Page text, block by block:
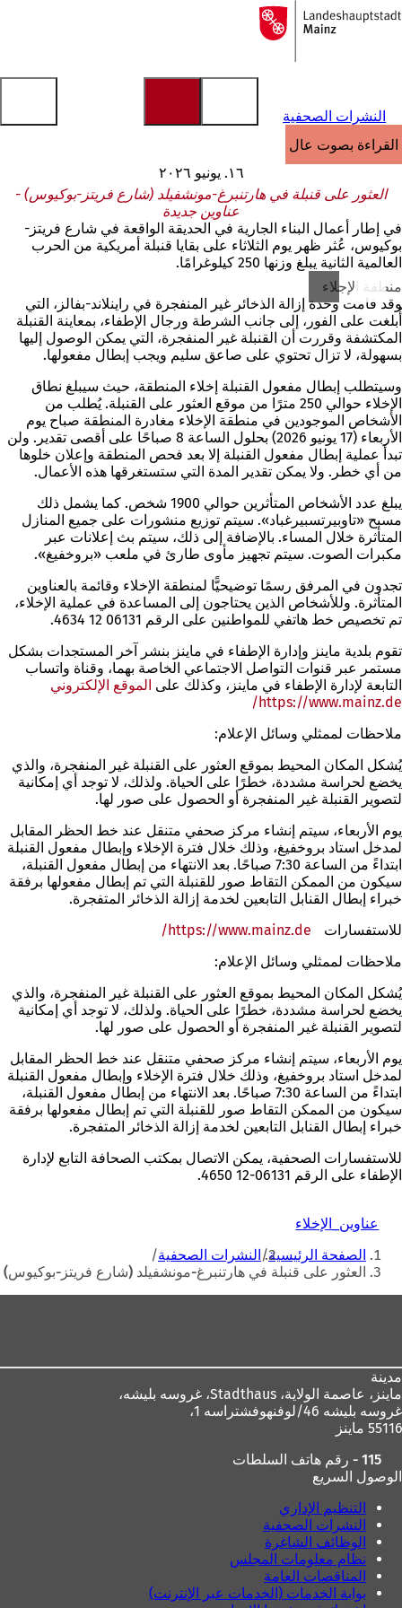
الانتقال إلى المحتوى
إلى
الصفحة
النشرات الصحفية
القراءة بصوت عالٍ
١٦. يونيو ٢٠٢٦
العثور على قنبلة في هارتنبرغ-مونشفيلد (شارع فريتز-بوكيوس) -
عناوين جديدة
في إطار أعمال البناء الجارية في الحديقة الواقعة في شارع فريتز-
بوكيوس، عُثر ظهر يوم الثلاثاء على بقايا قنبلة أمريكية من الحرب
العالمية الثانية يبلغ وزنها 250 كيلوغرامًا.
منطقة الإجلاء
وقد قامت وحدة إزالة الذخائر غير المنفجرة في راينلاند-بفالز، التي
أُبلغت على الفور، إلى جانب الشرطة ورجال الإطفاء، بمعاينة القنبلة
المكتشفة وقررت أن القنبلة غير المنفجرة، التي يمكن الوصول إليها
بسهولة، لا تزال تحتوي على صاعق سليم ويجب إبطال مفعولها.
وسيتطلب إبطال مفعول القنبلة إخلاء المنطقة، حيث سيبلغ نطاق
الإخلاء حوالي 250 مترًا من موقع العثور على القنبلة. يُطلب من
الأشخاص الموجودين في منطقة الإخلاء مغادرة المنطقة صباح يوم
الأربعاء (17 يونيو 2026) بحلول الساعة 8 صباحًا على أقصى تقدير. ولن
تبدأ عملية إبطال مفعول القنبلة إلا بعد فحص المنطقة وإعلان خلوها
من أي خطر. ولا يمكن تقدير المدة التي ستستغرقها هذه الأعمال.
يبلغ عدد الأشخاص المتأثرين حوالي 1900 شخص. كما يشمل ذلك
مسبح «تاوبيرتسبيرغباد». سيتم توزيع منشورات على جميع المنازل
المتأثرة خلال المساء. بالإضافة إلى ذلك، سيتم بث إعلانات عبر
مكبرات الصوت. سيتم تجهيز مأوى طارئ في ملعب «بروخفيغ».
تجدون في المرفق رسمًا توضيحيًّا لمنطقة الإخلاء وقائمة بالعناوين
المتأثرة. وللأشخاص الذين يحتاجون إلى المساعدة في عملية الإخلاء،
تم تخصيص خط هاتفي للمواطنين على الرقم 06131 12 4634.
تقوم بلدية ماينز وإدارة الإطفاء في ماينز بنشر آخر المستجدات بشكل
مستمر عبر قنوات التواصل الاجتماعي الخاصة بهما، وقناة واتساب
التابعة لإدارة الإطفاء في ماينز، وكذلك على الموقع الإلكتروني
https://www.mainz.de/
علامة
جديدة)
ملاحظات لممثلي وسائل الإعلام:
يُشكل المكان المحيط بموقع العثور على القنبلة غير المنفجرة، والذي
يخضع لحراسة مشددة، خطرًا على الحياة. ولذلك، لا توجد أي إمكانية
لتصوير القنبلة غير المنفجرة أو الحصول على صور لها.
يوم الأربعاء، سيتم إنشاء مركز صحفي متنقل عند خط الحظر المقابل
لمدخل استاد بروخفيغ، وذلك خلال فترة الإخلاء وإبطال مفعول القنبلة
ابتداءً من الساعة 7:30 صباحًا. بعد الانتهاء من إبطال مفعول القنبلة،
سيكون من الممكن التقاط صور للقنبلة التي تم إبطال مفعولها برفقة
خبراء إبطال القنابل التابعين لخدمة إزالة الذخائر المتفجرة.
للاستفسارات
https://www.mainz.de/
جديدة)
ملاحظات لممثلي وسائل الإعلام:
يُشكل المكان المحيط بموقع العثور على القنبلة غير المنفجرة، والذي
يخضع لحراسة مشددة، خطرًا على الحياة. ولذلك، لا توجد أي إمكانية
لتصوير القنبلة غير المنفجرة أو الحصول على صور لها.
يوم الأربعاء، سيتم إنشاء مركز صحفي متنقل عند خط الحظر المقابل
لمدخل استاد بروخفيغ، وذلك خلال فترة الإخلاء وإبطال مفعول القنبلة
ابتداءً من الساعة 7:30 صباحًا. بعد الانتهاء من إبطال مفعول القنبلة،
سيكون من الممكن التقاط صور للقنبلة التي تم إبطال مفعولها برفقة
خبراء إبطال القنابل التابعين لخدمة إزالة الذخائر المتفجرة.
للاستفسارات الصحفية، يمكن الاتصال بمكتب الصحافة التابع لإدارة
الإطفاء على الرقم 06131-12 4650.
عناوين_الإخلاء
أنت
هنا
الصفحة الرئيسية
النشرات الصحفية
العثور على قنبلة في هارتنبرغ-مونشفيلد (شارع فريتز-بوكيوس)
مدينة
ماينز، عاصمة الولاية،
غروسه بليشه 46/لوفنهوفشتراسه 1،
55116 ماينز
115 - رقم هاتف السلطات
الوصول السريع
التنظيم الإداري
النشرات الصحفية
الوظائف الشاغرة
نظام معلومات المجلس
المناقصات العامة
بوابة الخدمات (الخدمات عبر الإنترنت)